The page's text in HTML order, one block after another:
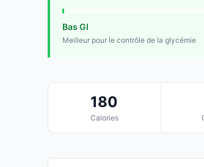
Bas GI
Meilleur pour le contrôle de la glycémie
180
Calories